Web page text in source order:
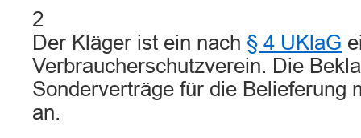
2
Der Kläger ist ein nach § 4 UKlaG
Verbraucherschutzverein. Die
Sonderverträge für die Belieferung
an.